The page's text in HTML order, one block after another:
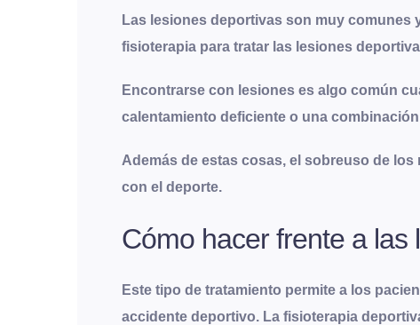
Las lesiones deportivas son muy comunes
fisioterapia para tratar las lesiones
Encontrarse con lesiones es algo común
calentamiento deficiente o una
Además de estas cosas, el sobreuso de
con el deporte.
Cómo hacer frente a las
Este tipo de tratamiento permite a los
accidente deportivo. La fisioterapia